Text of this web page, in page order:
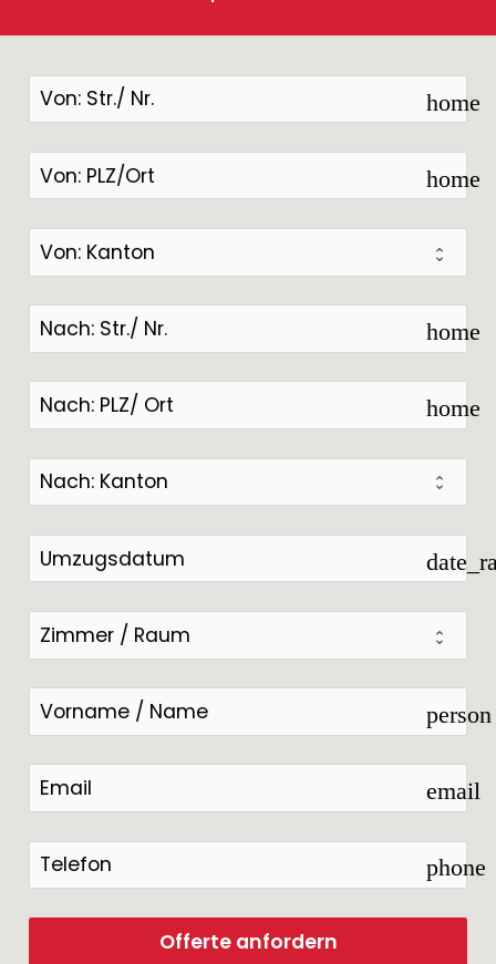
home
home
home
home
person
email
phone
Offerte anfordern